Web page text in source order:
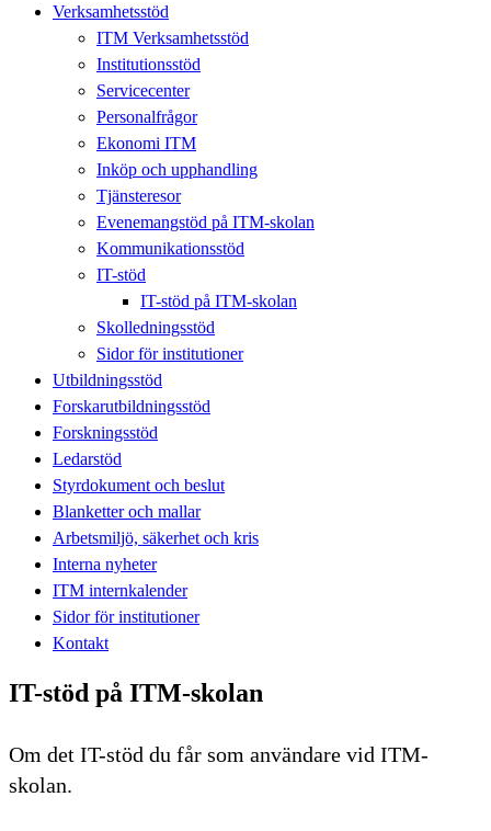
Verksamhetsstöd
ITM Verksamhetsstöd
Institutionsstöd
Servicecenter
Personalfrågor
Ekonomi ITM
Inköp och upphandling
Tjänsteresor
Evenemangstöd på ITM-skolan
Kommunikationsstöd
IT-stöd
IT-stöd på ITM-skolan
Skolledningsstöd
Sidor för institutioner
Utbildningsstöd
Forskarutbildningsstöd
Forskningsstöd
Ledarstöd
Styrdokument och beslut
Blanketter och mallar
Arbetsmiljö, säkerhet och kris
Interna nyheter
ITM internkalender
Sidor för institutioner
Kontakt
IT-stöd på ITM-skolan
Om det IT-stöd du får som användare vid ITM-
skolan.